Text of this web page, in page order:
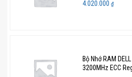
4.020.000 ₫
Bộ Nhớ RAM
3200MHz ECC